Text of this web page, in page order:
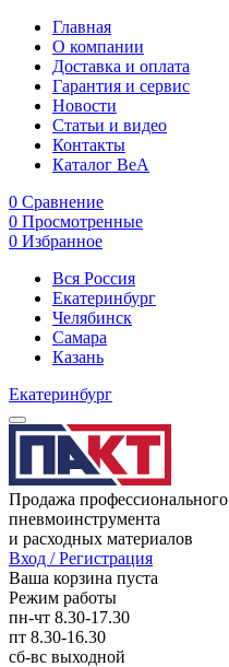
Главная
О компании
Доставка и оплата
Гарантия и сервис
Новости
Статьи и видео
Контакты
Каталог BeA
0 Сравнение
0 Просмотренные
0 Избранное
Вся Россия
Екатеринбург
Челябинск
Самара
Казань
Екатеринбург
Продажа профессионального
пневмоинструмента
и расходных материалов
Вход / Регистрация
Ваша корзина пуста
Режим работы
пн-чт 8.30-17.30
пт 8.30-16.30
сб-вс выходной